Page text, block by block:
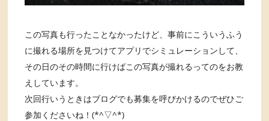
この写真も行ったことなかったけど、事前にこういうふう
に撮れる場所を見つけてアプリでシミュレーションして、
その日のその時間に行けばこの写真が撮れるってのをお教
えしています。
次回行いうときはブログでも募集を呼びかけるのでぜひご
参加くださいね！(*^▽^*)